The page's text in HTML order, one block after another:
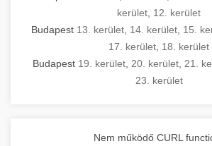
kerület 12. kerület
Budapest 13. kerület 14. kerület 15.
17. kerület 18. kerület
Budapest 19. kerület 20. kerület 21.
23. kerület
Nem működő CURL